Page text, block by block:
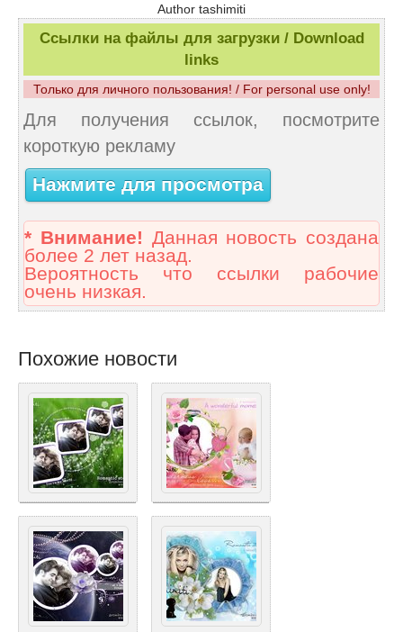
Author tashimiti
Ссылки на файлы для загрузки / Download
links
Только для личного пользования! / For personal use only!
Для получения ссылок, посмотрите
короткую рекламу
Нажмите для просмотра
* Внимание! Данная новость создана
более 2 лет назад.
Вероятность что ссылки рабочие
очень низкая.
Похожие новости